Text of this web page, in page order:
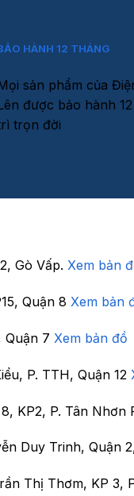
HÀNH 12 THÁNG
sản phẩm của
được bảo hành
trọn đời
Gò Vấp. Xem bản
Quận 8 Xem bản
Quận 7 Xem bản đồ
P. TTH, Quận 12
KP2, P. Tân Nhơn
Duy Trinh, Quận
Thị Thơm, KP 3,